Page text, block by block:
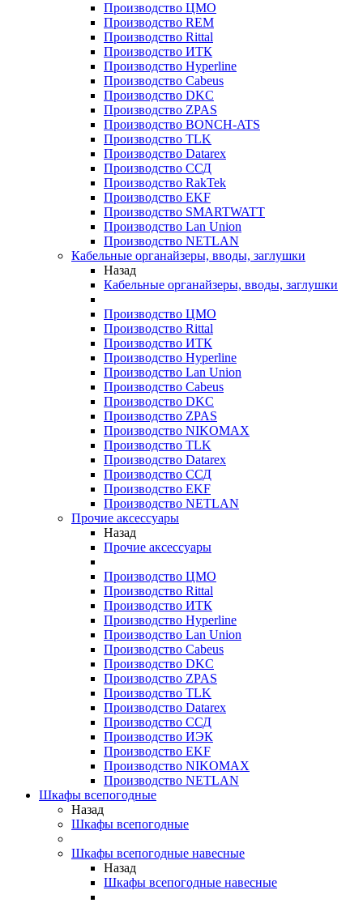
Производство ЦМО
Производство REM
Производство Rittal
Производство ИТК
Производство Hyperline
Производство Cabeus
Производство DKC
Производство ZPAS
Производство BONCH-ATS
Производство TLK
Производство Datarex
Производство ССД
Производство RakTek
Производство EKF
Производство SMARTWATT
Производство Lan Union
Производство NETLAN
Кабельные органайзеры, вводы, заглушки
Назад
Кабельные органайзеры, вводы, заглушки
Производство ЦМО
Производство Rittal
Производство ИТК
Производство Hyperline
Производство Lan Union
Производство Cabeus
Производство DKC
Производство ZPAS
Производство NIKOMAX
Производство TLK
Производство Datarex
Производство ССД
Производство EKF
Производство NETLAN
Прочие аксеcсуары
Назад
Прочие аксеcсуары
Производство ЦМО
Производство Rittal
Производство ИТК
Производство Hyperline
Производство Lan Union
Производство Cabeus
Производство DKC
Производство ZPAS
Производство TLK
Производство Datarex
Производство ССД
Производство ИЭК
Производство EKF
Производство NIKOMAX
Производство NETLAN
Шкафы всепогодные
Назад
Шкафы всепогодные
Шкафы всепогодные навесные
Назад
Шкафы всепогодные навесные